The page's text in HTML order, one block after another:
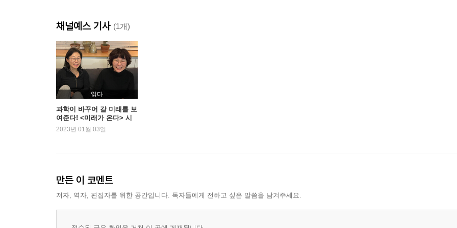
채널예스 기사 (1개)
읽다
과학이 바꾸어 갈 미래를 보
여준다! <미래가 온다> 시
리즈
2023년 01월 03일
만든 이 코멘트
저자, 역자, 편집자를 위한 공간입니다. 독자들에게 전하고 싶은 말씀을 남겨주세요.